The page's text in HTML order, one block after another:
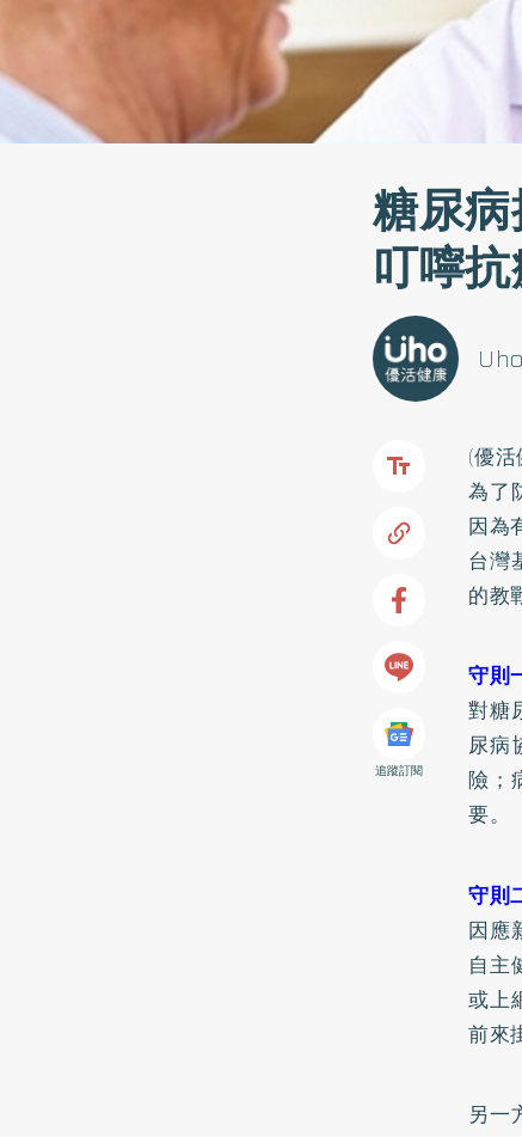
糖尿
叮嚀
追蹤訂閱
(優
為了
因為
台灣
的教
守則
對糖
尿病
險；
要。
守則
因應
自主
或上
前來
另一